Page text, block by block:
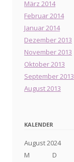
März 2014
Februar 2014
Januar 2014
Dezember 2013
November 2013
Oktober 2013
September 2013
August 2013
KALENDER
August 2024
M
D